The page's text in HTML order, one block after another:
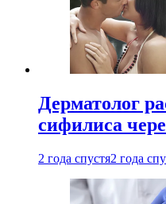
Дерматолог
сифилиса
2 года спустя2 года